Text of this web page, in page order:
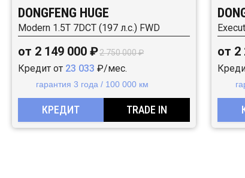
DONGFENG HUGE
Modern 1.5T 7DCT (197 л.с.) FWD
от 2 149 000 ₽2 750 000 ₽
Кредит от 23 033 ₽/мес.
гарантия 3 года / 100 000 км
КРЕДИТ TRADE IN
от 2